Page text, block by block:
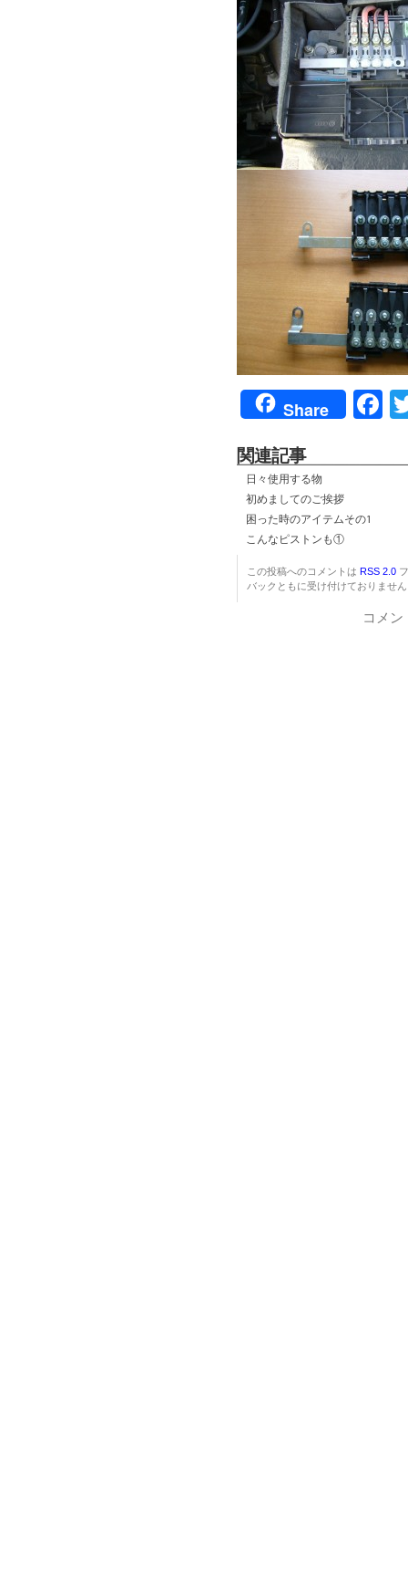
Share
関連記事
日々使用する物
初めましてのご挨拶
困った時のアイテムその1
こんなピストンも①
この投稿へのコメントは RSS 2.0
バックともに受け付けておりませ
コメン